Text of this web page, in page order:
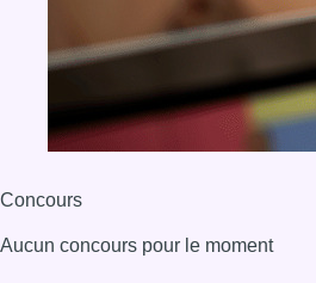
Concours
Aucun concours pour le moment